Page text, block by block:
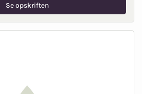
Se opskriften